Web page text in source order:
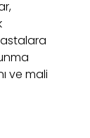
ve mali